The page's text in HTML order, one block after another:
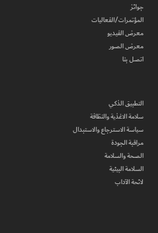
جوائز
المؤتمرات/الفعاليات
معرض الفيديو
معرض الصور
اتصل بنا
التطبيق الذكي
سلامة الاغذية والنظافة
سياسة الاسترجاع والاستبدال
مراقبة الجودة
الصحة والسلامة
السلامة البيئية
لائحة الآداب